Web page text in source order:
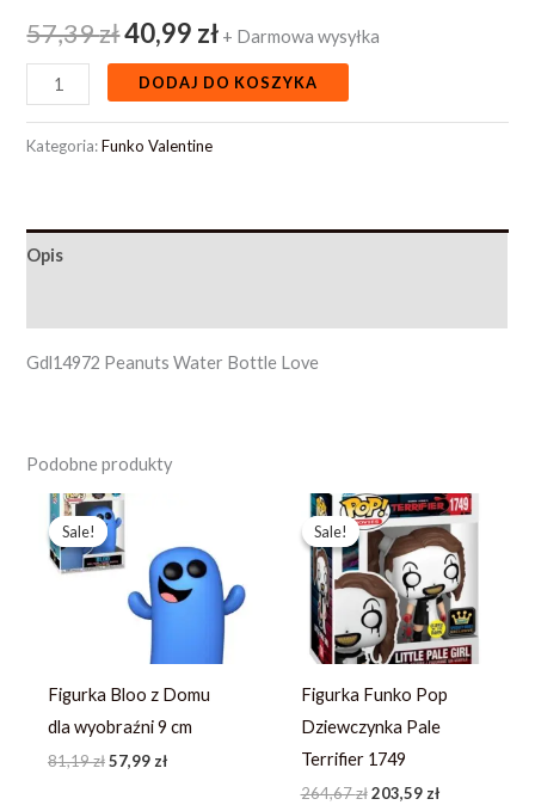
57,39zł40,99 zł + Darmowa wysyłka
DODAJ DO KOSZYKA
Kategoria:Funko Valentine
Opis
Gdl14972 Peanuts Water Bottle Love
Podobne produkty
Sale!
Sale!
Figurka Bloo z Domu
dla wyobraźni 9 cm
81,19zł
Pierwotna
cena
wynosiła:
81,19 zł.
57,99 zł
wynosi:
57,99 zł.
Sale!
Sale!
Figurka Funko Pop
Dziewczynka Pale
Terrifier 1749
264,67zł
Pierwotna
cena
wynosiła:
264,67 zł.
203,59 zł
Aktualna
cena
wynosi:
203,59 zł.